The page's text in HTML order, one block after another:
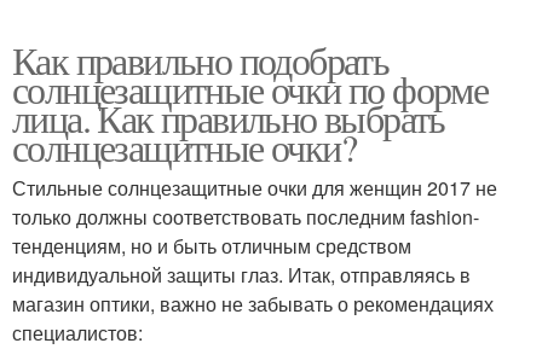
Как правильно подобрать
солнцезащитные очки по форме
лица. Как правильно выбрать
солнцезащитные очки?
Стильные солнцезащитные очки для женщин 2017 не
только должны соответствовать последним fashion-
тенденциям, но и быть отличным средством
индивидуальной защиты глаз. Итак, отправляясь в
магазин оптики, важно не забывать о рекомендациях
специалистов: